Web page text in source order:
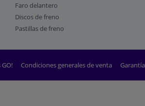
Faro delantero
Discos de freno
Pastillas de freno
Condiciones generales de venta Garantía